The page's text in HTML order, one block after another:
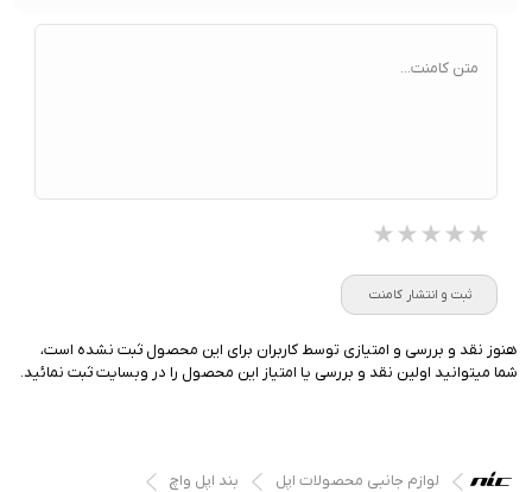
متن کامنت...
★★★★★
★★★★★
★★★★★
ثبت و انتشار کامنت
هنوز نقد و بررسی و امتیازی توسط کاربران برای این محصول ثبت نشده است،
شما میتوانید اولین نقد و بررسی یا امتیاز این محصول را در وبسایت ثبت نمائید.
لوازم جانبی محصولات اپل بند اپل واچ